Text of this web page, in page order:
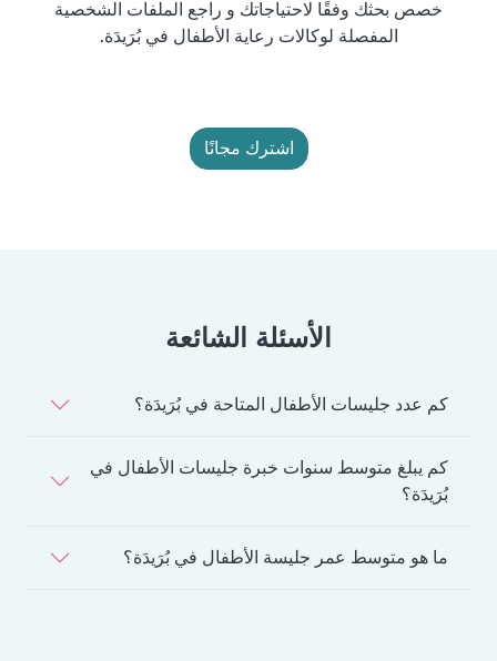
خصص بحثك وفقًا لاحتياجاتك و راجع الملفات الشخصية
المفصلة لوكالات رعاية الأطفال في بُرَيدَة.
اشترك مجانًا
الأسئلة الشائعة
كم عدد جليسات الأطفال المتاحة في بُرَيدَة؟
كم يبلغ متوسط سنوات خبرة جليسات الأطفال في
بُرَيدَة؟
ما هو متوسط عمر جليسة الأطفال في بُرَيدَة؟